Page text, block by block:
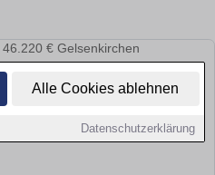
Alle Cookies ablehnen
Datenschutzerklärung